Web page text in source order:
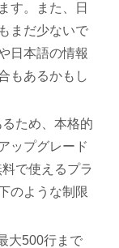
す。また、日
まだ少ないで
日本語の情報
もあるかもし
ため、本格的
ップグレード
で使えるプラ
のような制限
大500行まで